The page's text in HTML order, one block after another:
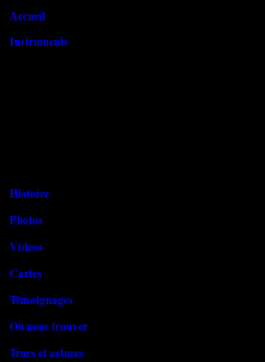
Accueil
Instruments
Histoire
Photos
Videos
Cartes
Témoignages
Où nous trouver
Trucs et astuces